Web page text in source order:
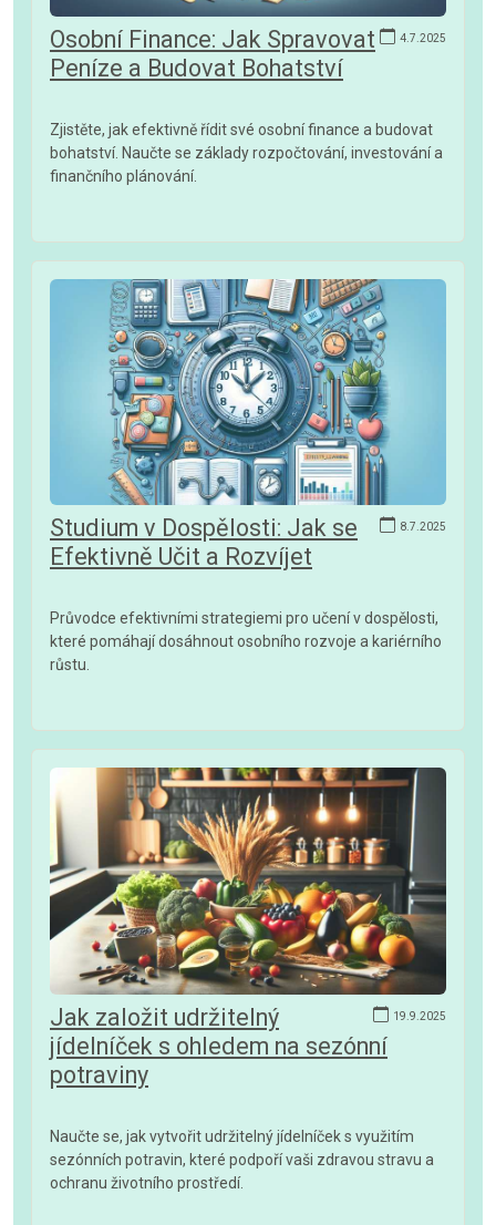
4.7.2025
Osobní Finance: Jak Spravovat
Peníze a Budovat Bohatství
Zjistěte, jak efektivně řídit své osobní finance a budovat
bohatství. Naučte se základy rozpočtování, investování a
finančního plánování.
8.7.2025
Studium v Dospělosti: Jak se
Efektivně Učit a Rozvíjet
Průvodce efektivními strategiemi pro učení v dospělosti,
které pomáhají dosáhnout osobního rozvoje a kariérního
růstu.
19.9.2025
Jak založit udržitelný
jídelníček s ohledem na sezónní
potraviny
Naučte se, jak vytvořit udržitelný jídelníček s využitím
sezónních potravin, které podpoří vaši zdravou stravu a
ochranu životního prostředí.